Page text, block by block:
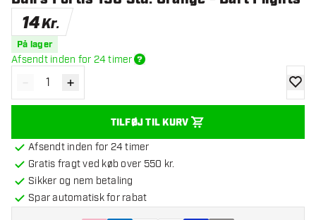
14Kr.
På lager
Afsendt inden for 24 timer
Reducér antal
- Øg antal
+
TILFØJ TIL KURV
Afsendt inden for 24 timer
Gratis fragt ved køb over 550 kr.
Sikker og nem betaling
Spar automatisk for rabat